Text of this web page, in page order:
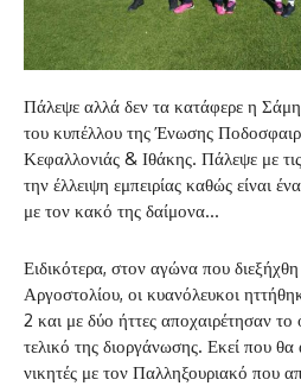
Πάλεψε αλλά δεν τα κατάφερε η Σάμη
του κυπέλλου της Ένωσης
Κεφαλλονιάς & Ιθάκης. Πάλεψε με
την έλλειψη εμπειρίας καθώς είναι
με τον κακό της δαίμονα…
Ειδικότερα, στον αγώνα που
Αργοστολίου, οι κυανόλευκοι
2 και με δύο ήττες αποχαιρέτησαν
τελικό της διοργάνωσης. Εκεί που θα
νικητές με τον Παλληξουριακό που